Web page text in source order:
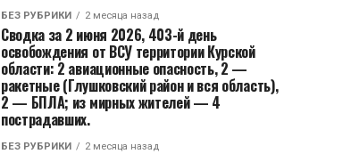
БЕЗ РУБРИКИ 2 месяца назад
Сводка за 2 июня 2026, 403-й день
освобождения от ВСУ территории Курской
области: 2 авиационные опасность, 2 —
ракетные (Глушковский район и вся область),
2 — БПЛА; из мирных жителей — 4
пострадавших.
БЕЗ РУБРИКИ 2 месяца назад